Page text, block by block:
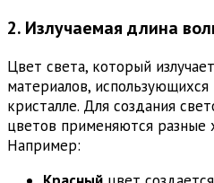
2. Излучаемая длина
Цвет света, который
материалов,
кристалле. Для создания
цветов применяются разные
Например: